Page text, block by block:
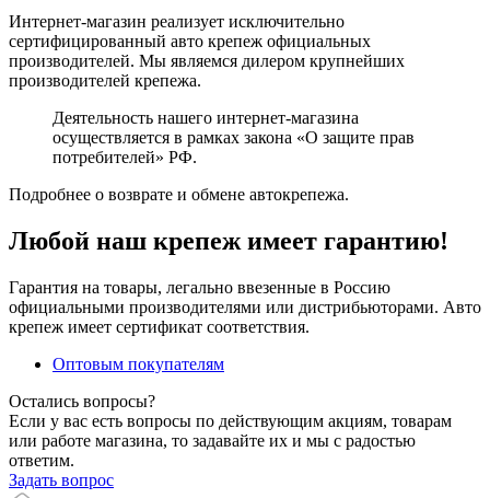
Интернет-магазин реализует исключительно
сертифицированный авто крепеж официальных
производителей. Мы являемся дилером крупнейших
производителей крепежа.
Деятельность нашего интернет-магазина
осуществляется в рамках закона «О защите прав
потребителей» РФ.
Подробнее о возврате и обмене автокрепежа.
Любой наш крепеж имеет гарантию!
Гарантия на товары, легально ввезенные в Россию
официальными производителями или дистрибьюторами. Авто
крепеж имеет сертификат соответствия.
Оптовым покупателям
Остались вопросы?
Если у вас есть вопросы по действующим акциям, товарам
или работе магазина, то задавайте их и мы с радостью
ответим.
Задать вопрос